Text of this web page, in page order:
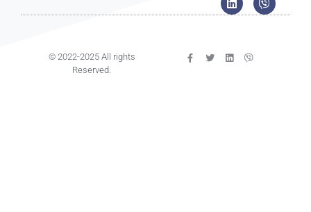
© 2022-2025 All rights
Reserved.